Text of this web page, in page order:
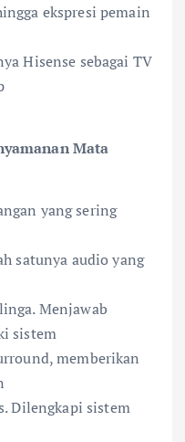
ekspresi pemain
Hisense sebagai TV
Mata
yang sering
satunya audio yang
Menjawab
sistem
memberikan
Dilengkapi sistem